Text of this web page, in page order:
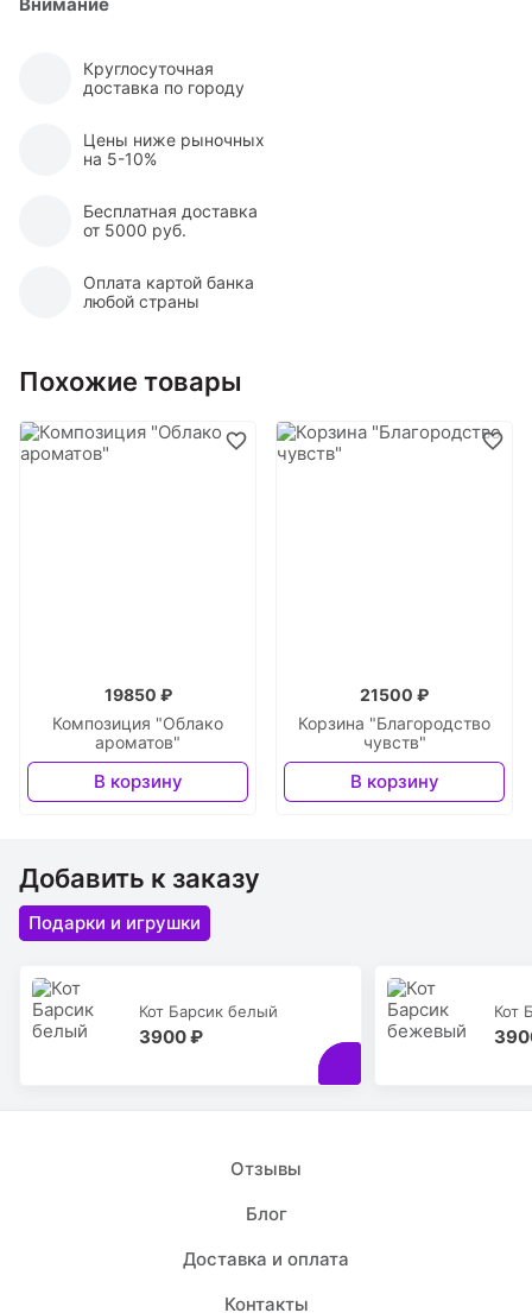
Круглосуточная
доставка по городу
Цены ниже рыночных
на 5-10%
Бесплатная доставка
от 5000 руб.
Оплата картой банка
любой страны
Похожие товары
Композиция "Облако
ароматов"
19850 ₽
В корзину
Корзина "Благородство
чувств"
21500 ₽
В корзину
Добавить к заказу
Подарки и игрушки
Кот Барсик белый
3900 ₽
Кот
Отзывы
Блог
Доставка и оплата
Контакты